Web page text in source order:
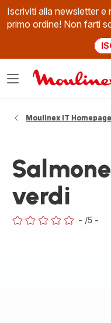
Iscriviti alla newsletter
primo ordine! Non farti
Apri
Moulinex IT Homepage
verdi
- /5 -